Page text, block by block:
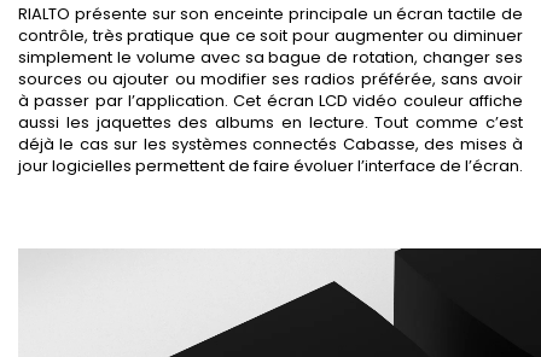
RIALTO présente sur son enceinte principale un écran tactile de
contrôle, très pratique que ce soit pour augmenter ou diminuer
simplement le volume avec sa bague de rotation, changer ses
sources ou ajouter ou modifier ses radios préférée, sans avoir
à passer par l’application. Cet écran LCD vidéo couleur affiche
aussi les jaquettes des albums en lecture. Tout comme c’est
déjà le cas sur les systèmes connectés Cabasse, des mises à
jour logicielles permettent de faire évoluer l’interface de l’écran.